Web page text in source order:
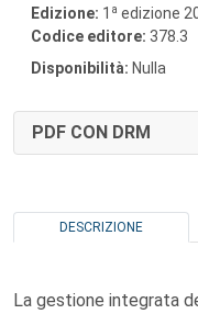
Edizione: 1 a edizione
Codice editore: 378.3
Disponibilità: Nulla
PDF CON DRM
DESCRIZIONE
La gestione integrata